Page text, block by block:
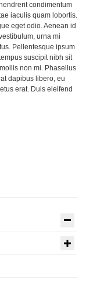
condimentum
iaculis quam lobortis.
eget odio. Aenean id
urna mi
Pellentesque ipsum
suscipit nibh sit
non mi. Phasellus
dapibus libero, eu
erat. Duis eleifend